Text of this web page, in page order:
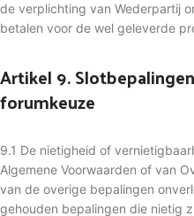
de verplichting van Wederpartij
betalen voor de wel geleverde
Artikel 9.
forumkeuze
9.1 De nietigheid of
Algemene Voorwaarden of van
van de overige bepalingen
gehouden bepalingen die nietig